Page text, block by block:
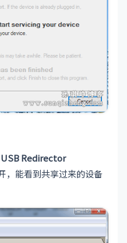
USB Redirector
，能看到共享过来的设备